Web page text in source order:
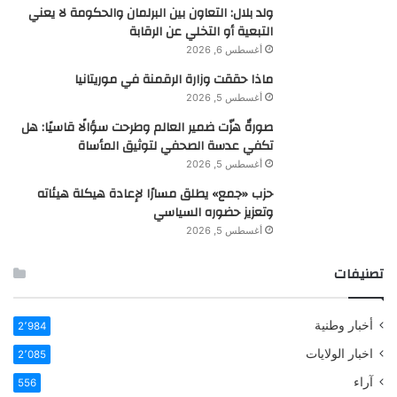
ولد بلال: التعاون بين البرلمان والحكومة لا يعني
التبعية أو التخلي عن الرقابة
أغسطس 6, 2026
ماذا حققت وزارة الرقمنة في موريتانيا
أغسطس 5, 2026
صورةٌ هزّت ضمير العالم وطرحت سؤالًا قاسيًا: هل
تكفي عدسة الصحفي لتوثيق المأساة
أغسطس 5, 2026
حزب «جمع» يطلق مسارًا لإعادة هيكلة هيئاته
وتعزيز حضوره السياسي
أغسطس 5, 2026
تصنيفات
أخبار وطنية 2٬984
اخبار الولايات 2٬085
آراء 556